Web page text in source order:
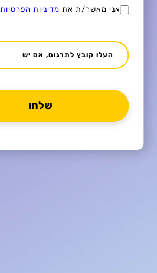
אני מאשר/ת את מדיניות הפרטיות
העלו קובץ לתרגום, אם יש